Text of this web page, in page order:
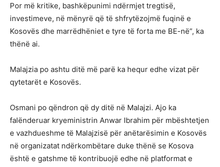
Por më kritike, bashkëpunimi ndërmjet tregtisë,
investimeve, në mënyrë që të shfrytëzojmë fuqinë e
Kosovës dhe marrëdhëniet e tyre të forta me BE-në”, ka
thënë ai.
Malajzia po ashtu ditë më parë ka hequr edhe vizat për
qytetarët e Kosovës.
Osmani po qëndron që dy ditë në Malajzi. Ajo ka
falënderuar kryeministrin Anwar Ibrahim për mbështetjen
e vazhdueshme të Malajzisë për anëtarësimin e Kosovës
në organizatat ndërkombëtare duke thënë se Kosova
është e gatshme të kontribuojë edhe në platformat e